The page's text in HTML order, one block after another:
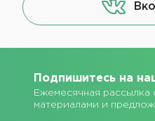
Подпишитесь на
Ежемесячная
материалами и